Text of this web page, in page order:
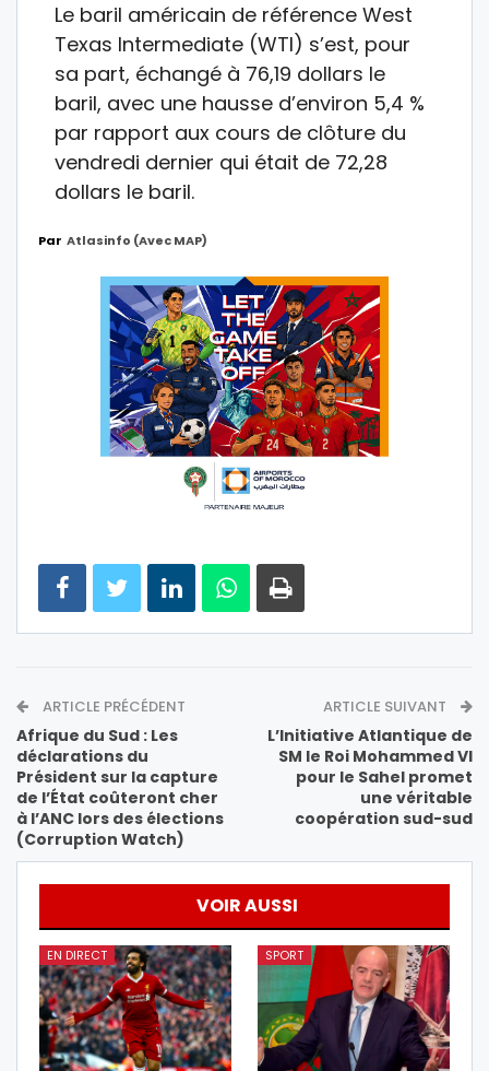
Le baril américain de référence West
Texas Intermediate (WTI) s’est, pour
sa part, échangé à 76,19 dollars le
baril, avec une hausse d’environ 5,4 %
par rapport aux cours de clôture du
vendredi dernier qui était de 72,28
dollars le baril.
Par Atlasinfo (avec MAP)
ARTICLE PRÉCÉDENT
Afrique du Sud : Les
déclarations du
Président sur la capture
de l’État coûteront cher
à l’ANC lors des élections
(Corruption Watch)
ARTICLE SUIVANT
L’Initiative Atlantique de
SM le Roi Mohammed VI
pour le Sahel promet
une véritable
coopération sud-sud
VOIR AUSSI
EN DIRECT SPORT